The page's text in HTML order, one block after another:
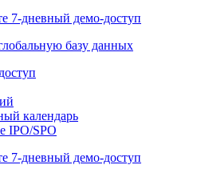
7-дневный
базу данных